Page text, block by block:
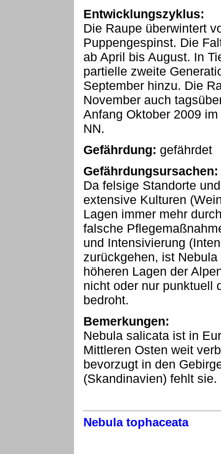
Entwicklungszyklus:
Die Raupe überwintert
Puppengespinst. Die
ab April bis August. In
partielle zweite
September hinzu. Die
November auch
Anfang Oktober 2009
NN.
Gefährdung: gefährdet
Gefährdungsursachen:
Da felsige Standorte
extensive Kulturen
Lagen immer mehr
falsche
und Intensivierung
zurückgehen, ist
höheren Lagen der
nicht oder nur punktuell
bedroht.
Bemerkungen:
Nebula salicata ist in
Mittleren Osten weit
bevorzugt in den
(Skandinavien) fehlt sie.
Nebula tophaceata